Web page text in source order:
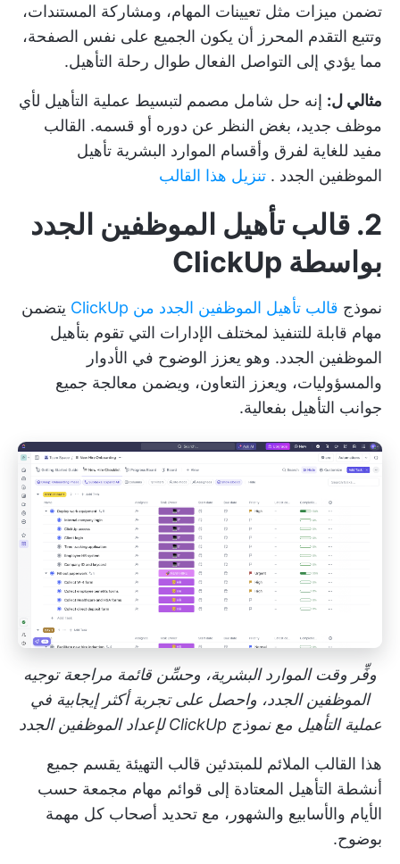
تضمن ميزات مثل تعيينات المهام، ومشاركة المستندات،
وتتبع التقدم المحرز أن يكون الجميع على نفس الصفحة،
مما يؤدي إلى التواصل الفعال طوال رحلة التأهيل.
مثالي ل: إنه حل شامل مصمم لتبسيط عملية التأهيل لأي
موظف جديد، بغض النظر عن دوره أو قسمه. القالب
مفيد للغاية لفرق وأقسام الموارد البشرية تأهيل
الموظفين الجدد . تنزيل هذا القالب
2. قالب تأهيل الموظفين الجدد
بواسطة ClickUp
نموذج قالب تأهيل الموظفين الجدد من ClickUp
يتضمن
مهام قابلة للتنفيذ لمختلف الإدارات التي تقوم بتأهيل
الموظفين الجدد. وهو يعزز الوضوح في الأدوار
والمسؤوليات، ويعزز التعاون، ويضمن معالجة جميع
جوانب التأهيل بفعالية.
وفِّر وقت الموارد البشرية، وحسِّن قائمة مراجعة توجيه
الموظفين الجدد، واحصل على تجربة أكثر إيجابية في
عملية التأهيل مع نموذج ClickUp لإعداد الموظفين الجدد
هذا القالب الملائم للمبتدئين قالب التهيئة يقسم جميع
أنشطة التأهيل المعتادة إلى قوائم مهام مجمعة حسب
الأيام والأسابيع والشهور، مع تحديد أصحاب كل مهمة
بوضوح.